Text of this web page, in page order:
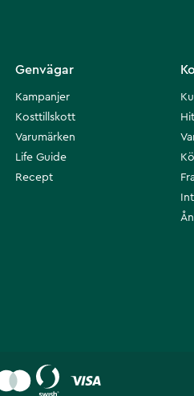
Genvägar
Kampanjer
Kosttillskott
Varumärken
Life Guide
Recept